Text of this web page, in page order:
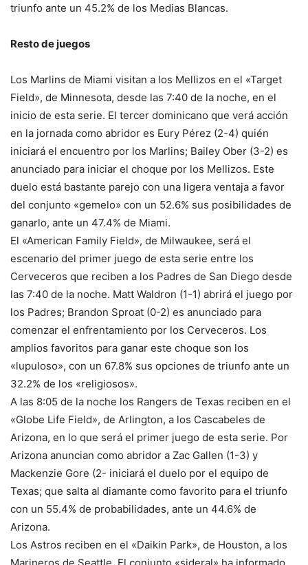
triunfo ante un 45.2% de los Medias Blancas.
Resto de juegos
Los Marlins de Miami visitan a los Mellizos en el «Target
Field», de Minnesota, desde las 7:40 de la noche, en el
inicio de esta serie. El tercer dominicano que verá acción
en la jornada como abridor es Eury Pérez (2-4) quién
iniciará el encuentro por los Marlins; Bailey Ober (3-2) es
anunciado para iniciar el choque por los Mellizos. Este
duelo está bastante parejo con una ligera ventaja a favor
del conjunto «gemelo» con un 52.6% sus posibilidades de
ganarlo, ante un 47.4% de Miami.
El «American Family Field», de Milwaukee, será el
escenario del primer juego de esta serie entre los
Cerveceros que reciben a los Padres de San Diego desde
las 7:40 de la noche. Matt Waldron (1-1) abrirá el juego por
los Padres; Brandon Sproat (0-2) es anunciado para
comenzar el enfrentamiento por los Cerveceros. Los
amplios favoritos para ganar este choque son los
«lupuloso», con un 67.8% sus opciones de triunfo ante un
32.2% de los «religiosos».
A las 8:05 de la noche los Rangers de Texas reciben en el
«Globe Life Field», de Arlington, a los Cascabeles de
Arizona, en lo que será el primer juego de esta serie. Por
Arizona anuncian como abridor a Zac Gallen (1-3) y
Mackenzie Gore (2- iniciará el duelo por el equipo de
Texas; que salta al diamante como favorito para el triunfo
con un 55.4% de probabilidades, ante un 44.6% de
Arizona.
Los Astros reciben en el «Daikin Park», de Houston, a los